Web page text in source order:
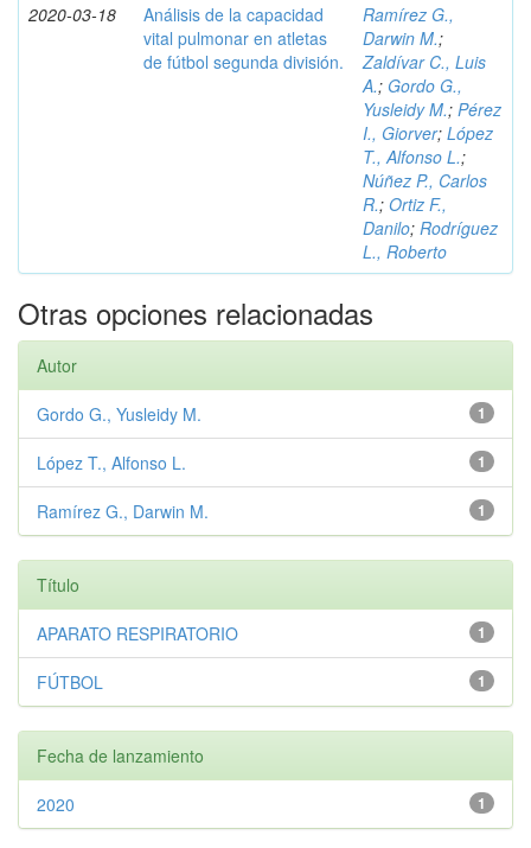
2020-03-18
Análisis de la capacidad
vital pulmonar en atletas
de fútbol segunda división.
Ramírez G.,
Darwin M.;
Zaldívar C., Luis
A.; Gordo G.,
Yusleidy M.; Pérez
I., Giorver; López
T., Alfonso L.;
Núñez P., Carlos
R.; Ortiz F.,
Danilo; Rodríguez
L., Roberto
Otras opciones relacionadas
Autor
1
Gordo G., Yusleidy M.
1
López T., Alfonso L.
1
Ramírez G., Darwin M.
Título
1
APARATO RESPIRATORIO
1
FÚTBOL
Fecha de lanzamiento
1
2020